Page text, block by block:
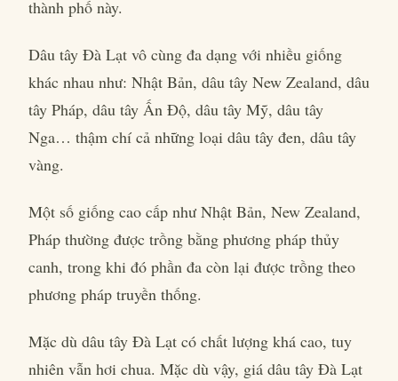
thành phố này.
Dâu tây Đà Lạt vô cùng đa dạng với nhiều giống
khác nhau như: Nhật Bản, dâu tây New Zealand, dâu
tây Pháp, dâu tây Ấn Độ, dâu tây Mỹ, dâu tây
Nga… thậm chí cả những loại dâu tây đen, dâu tây
vàng.
Một số giống cao cấp như Nhật Bản, New Zealand,
Pháp thường được trồng bằng phương pháp thủy
canh, trong khi đó phần đa còn lại được trồng theo
phương pháp truyền thống.
Mặc dù dâu tây Đà Lạt có chất lượng khá cao, tuy
nhiên vẫn hơi chua. Mặc dù vậy, giá dâu tây Đà Lạt